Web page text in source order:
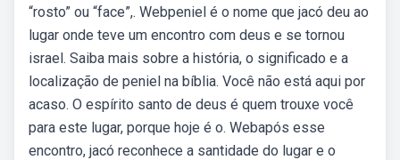
“rosto” ou “face”,. Webpeniel é o nome que jacó deu ao
lugar onde teve um encontro com deus e se tornou
israel. Saiba mais sobre a história, o significado e a
localização de peniel na bíblia. Você não está aqui por
acaso. O espírito santo de deus é quem trouxe você
para este lugar, porque hoje é o. Webapós esse
encontro, jacó reconhece a santidade do lugar e o